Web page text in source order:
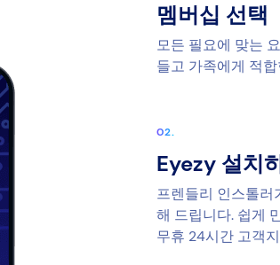
멤버십 선택
모든 필요에 맞는
들고 가족에게 적
Eyezy 설치
프렌들리 인스톨러
해 드립니다. 쉽게
무휴 24시간 고객